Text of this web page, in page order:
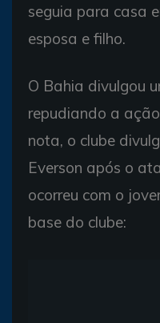
seguia para casa
esposa e filho.
O Bahia divulgou
repudiando a
nota, o clube
Everson após o
ocorreu com o
base do clube: